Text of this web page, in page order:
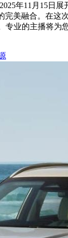
年11月15
美融合。在
业的主播将